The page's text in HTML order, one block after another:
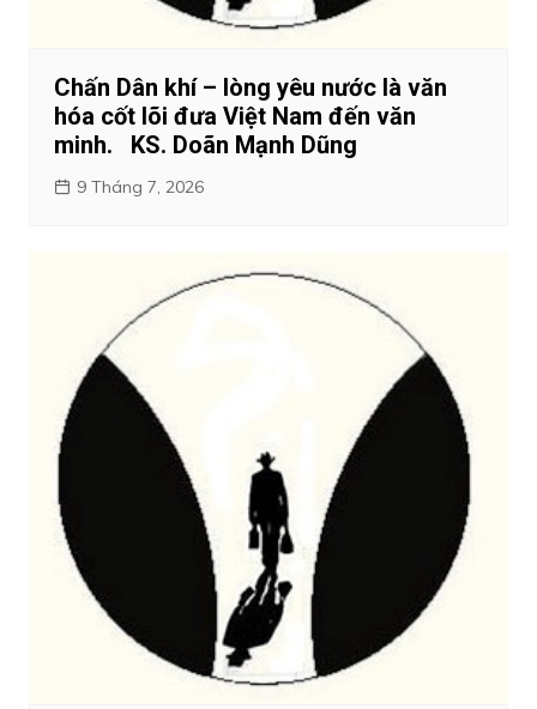
Chấn Dân khí – lòng yêu nước là văn
hóa cốt lõi đưa Việt Nam đến văn
minh. KS. Doãn Mạnh Dũng
9 Tháng 7, 2026